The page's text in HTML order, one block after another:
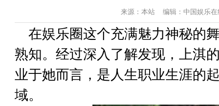
来源： 本站 编辑： 中国娱乐
在娱乐圈这个充满魅力神秘的
熟知。经过深入了解发现，上淇
业于她而言，是人生职业生涯的
域。